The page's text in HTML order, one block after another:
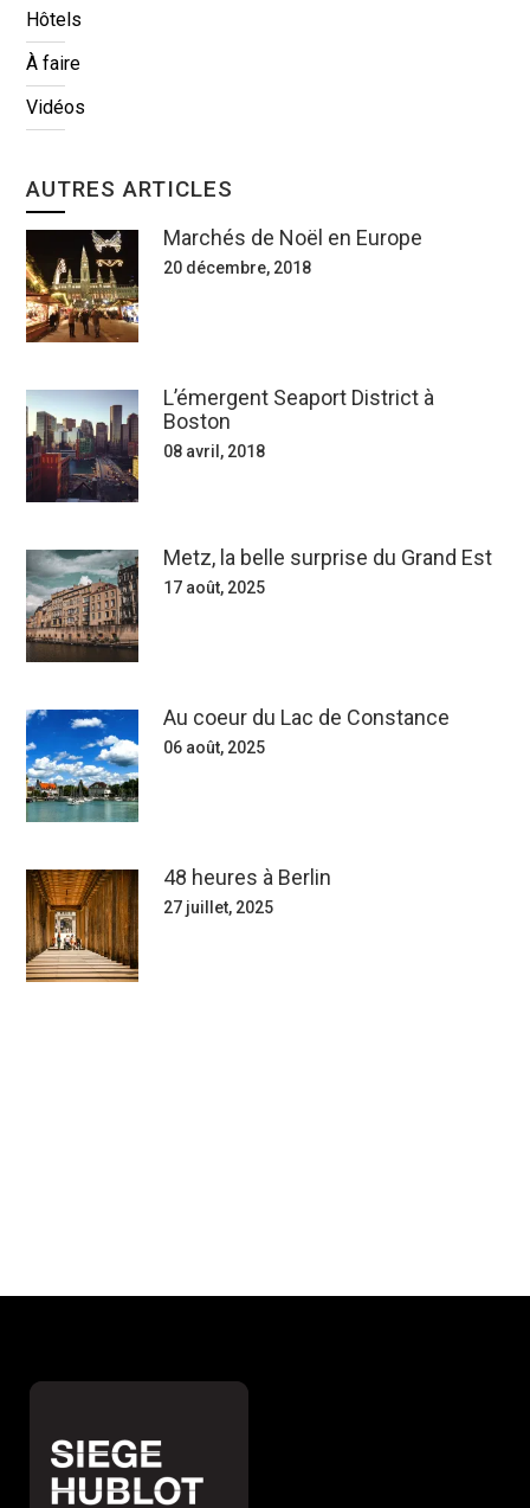
Hôtels
À faire
Vidéos
AUTRES ARTICLES
Marchés de Noël en Europe
20 décembre, 2018
L’émergent Seaport District à
Boston
08 avril, 2018
Metz, la belle surprise du Grand Est
17 août, 2025
Au coeur du Lac de Constance
06 août, 2025
48 heures à Berlin
27 juillet, 2025